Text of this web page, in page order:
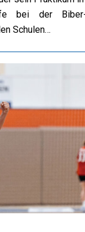
bei der
Schulen…